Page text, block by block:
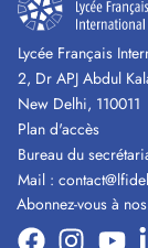
Lycée Français
2, Dr APJ Abdul
New Delhi, 110011
Plan d'accès
Bureau du
Mail :
Abonnez-vous à